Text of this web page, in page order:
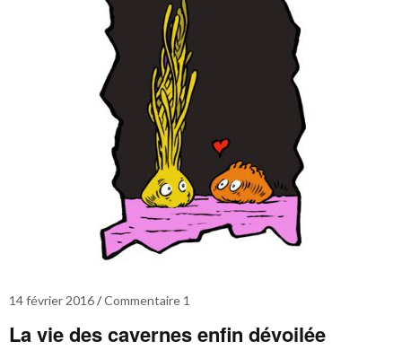
14 février 2016 Commentaire 1
La vie des cavernes enfin dévoilée